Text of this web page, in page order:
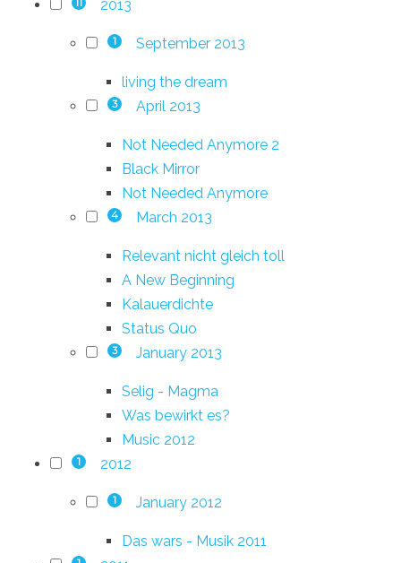
2013
1 September 2013
living the dream
3 April 2013
Not Needed Anymore 2
Black Mirror
Not Needed Anymore
4 March 2013
Relevant nicht gleich toll
A New Beginning
Kalauerdichte
Status Quo
3 January 2013
Selig - Magma
Was bewirkt es?
Music 2012
1 2012
1 January 2012
Das wars - Musik 2011